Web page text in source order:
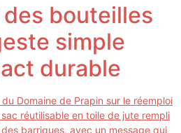
bouteilles
simple
durable